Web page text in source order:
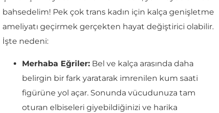
bahsedelim! Pek çok trans kadın için kalça genişletme
ameliyatı geçirmek gerçekten hayat değiştirici olabilir.
İşte nedeni:
Merhaba Eğriler: Bel ve kalça arasında daha
belirgin bir fark yaratarak imrenilen kum saati
figürüne yol açar. Sonunda vücudunuza tam
oturan elbiseleri giyebildiğinizi ve harika